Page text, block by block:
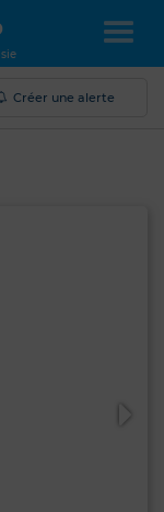
Créer une alerte